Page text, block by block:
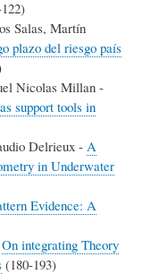
Salas, Martín
plazo del riesgo país
Nicolas Millan -
support tools in
Delrieux - A
in Underwater
Evidence: A
On integrating Theory
(180-193)